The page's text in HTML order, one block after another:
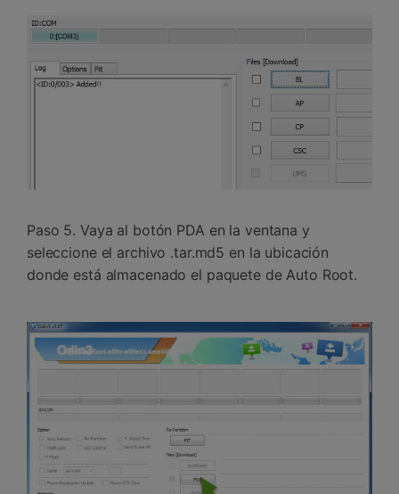
Paso 5. Vaya al botón PDA en la ventana y
seleccione el archivo .tar.md5 en la ubicación
donde está almacenado el paquete de Auto Root.